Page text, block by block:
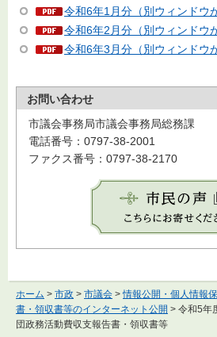
令和6年1月分（別ウィンドウ
令和6年2月分（別ウィンドウ
令和6年3月分（別ウィンドウ
お問い合わせ
市議会事務局市議会事務局総務課
電話番号：0797-38-2001
ファクス番号：0797-38-2170
ホーム > 市政 > 市議会 >情報公開・個人情報
書・領収書等のインターネット公開 > 令和5年
団政務活動費収支報告書・領収書等